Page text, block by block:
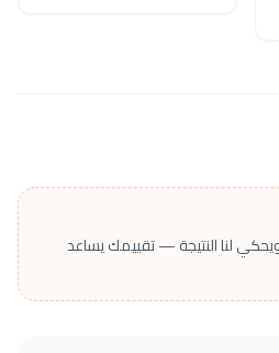
لنا النتيجة — تقييمك يساعد